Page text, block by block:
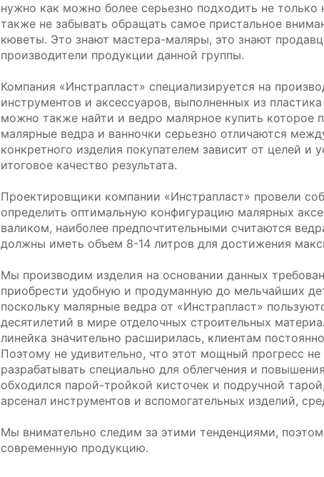
нужно как можно более серьезно подходить не только
также не забывать обращать самое пристальное
кюветы. Это знают мастера-маляры, это знают
производители продукции данной группы.
Компания «Инстрапласт» специализируется на
инструментов и аксессуаров, выполненных из
можно также найти и ведро малярное купить
малярные ведра и ванночки серьезно отличаются
конкретного изделия покупателем зависит от целей
итоговое качество результата.
Проектировщики компании «Инстрапласт» провели
определить оптимальную конфигурацию малярных
валиком, наиболее предпочтительными считаются
должны иметь объем 8-14 литров для достижения
Мы производим изделия на основании данных
приобрести удобную и продуманную до мельчайших
поскольку малярные ведра от «Инстрапласт»
десятилетий в мире отделочных строительных
линейка значительно расширилась, клиентам
Поэтому не удивительно, что этот мощный прогресс
разрабатывать специально для облегчения и
обходился парой-тройкой кисточек и подручной
арсенал инструментов и вспомогательных изделий,
Мы внимательно следим за этими тенденциями,
современную продукцию.